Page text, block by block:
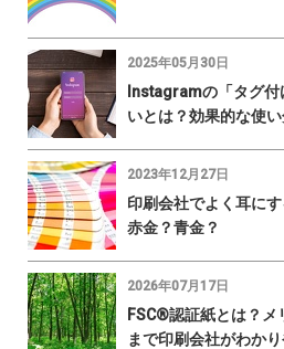
2025年05月30日
Instagramの「タグ
いとは？効果的な使
2023年12月27日
印刷会社でよく耳に
赤金？青金？
2026年07月17日
FSC®認証紙とは？メ
まで印刷会社がわか